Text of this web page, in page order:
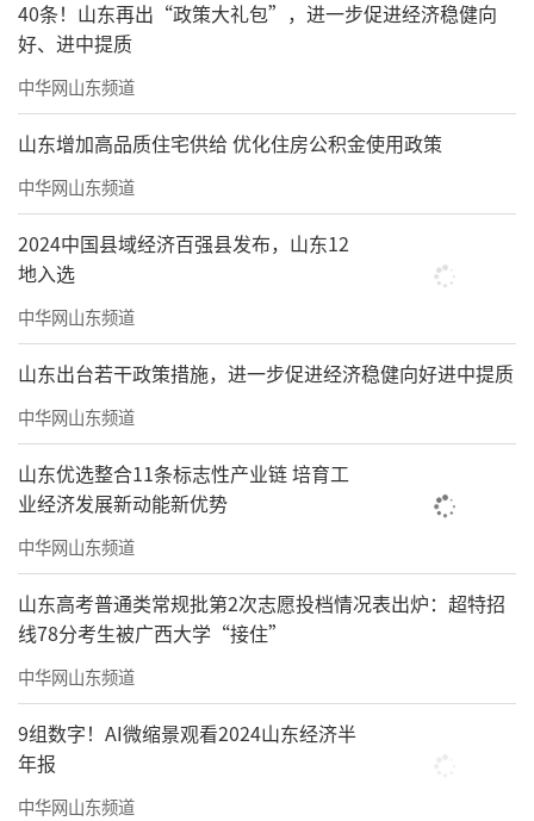
看书最多的时候是20岁的时候，我写过一
篇文章《20岁时我读过的书》，那是《史记》
《马克思传》《史纲评要》《四书集注》《李
白杜甫之比较》《中印战争》等等，那是打基
础的时候，那种读书主要了解历史，学习知
识，用心思考。这属于求知的阶段。当我拿工
资的时候，一半的钱都用来买书了。确实，读
书能拓展视野，带来新的认知与展望。自然有
富贵必从勤苦得，男儿须读五车书的成就感。
后来当上记者，25岁以后就没有那么多时
间读书了。读书读得最多的时候也是自己调研
最深入的时候。1992年邓小平南巡，为了提出
40条！山东再出“政策大礼包”，进一步促进经济稳健向
好、进中提质
中华网山东频道
山东增加高品质住宅供给 优化住房公积金使用政策
中华网山东频道
2024中国县域经济百强县发布，山东12
地入选
中华网山东频道
山东出台若干政策措施，进一步促进经济稳健向好进中提质
中华网山东频道
山东优选整合11条标志性产业链 培育工
业经济发展新动能新优势
中华网山东频道
山东高考普通类常规批第2次志愿投档情况表出炉：超特招
线78分考生被广西大学“接住”
中华网山东频道
9组数字！AI微缩景观看2024山东经济半
年报
中华网山东频道